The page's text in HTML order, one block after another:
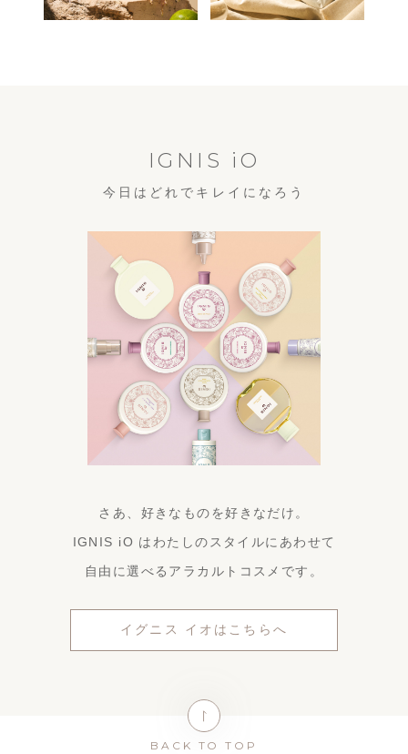
IGNIS iO
今日はどれでキレイになろう
さあ、好きなものを好きなだけ。
IGNIS iO はわたしのスタイルにあわせて
自由に選べるアラカルトコスメです。
イグニス イオはこちらへ
BACK TO TOP